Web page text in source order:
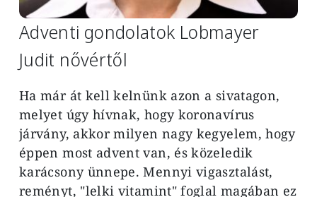
Adventi gondolatok Lobmayer
Judit nővértől
Ha már át kell kelnünk azon a sivatagon,
melyet úgy hívnak, hogy koronavírus
járvány, akkor milyen nagy kegyelem, hogy
éppen most advent van, és közeledik
karácsony ünnepe. Mennyi vigasztalást,
reményt, "lelki vitamint" foglal magában ez